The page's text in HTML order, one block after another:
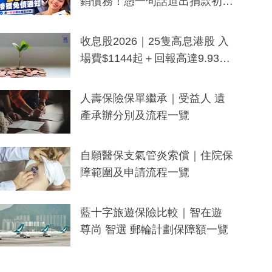
一度被誤當詐騙手段
收息股2026｜25隻高息港股 入
場費$1144起＋回報高達9.93
人壽保險保單繼承｜受益人 遺
產承辦分別及流程一覽
自願醫保支氣管炎索償｜住院保
障範圍及申請流程一覽
藍十字旅遊保險比較｜智在遊
尊尚 智選 郵輪計劃保障額一覽